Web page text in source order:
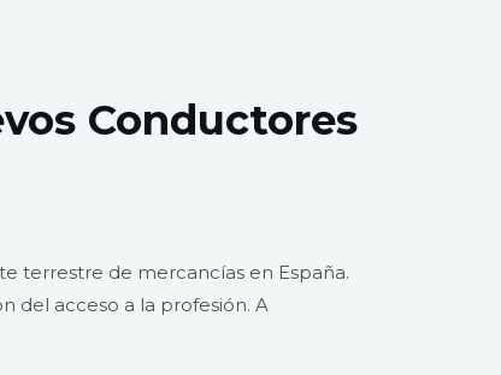
Conductores
terrestre de mercancías en España.
del acceso a la profesión. A